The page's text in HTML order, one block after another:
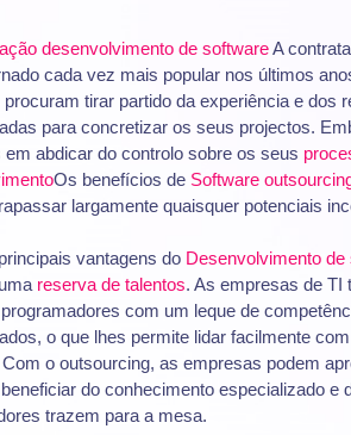
desenvolvimento de softwareA
cada vez mais popular nos últimos
tirar partido da experiência e dos
para concretizar os seus projectos.
em abdicar do controlo sobre os seus
Os benefícios de Software
largamente quaisquer potenciais
vantagens do Desenvolvimento
reserva de talentos. As empresas de TI
com um leque de
o que lhes permite lidar facilmente
o outsourcing, as empresas podem
do conhecimento especializado e
trazem para a mesa.